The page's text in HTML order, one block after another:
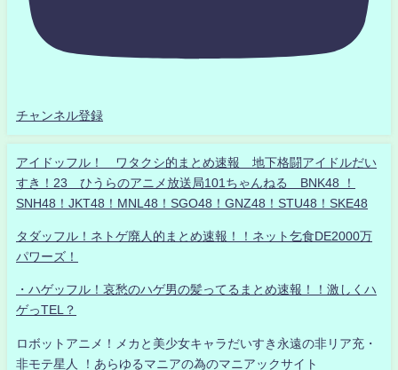
チャンネル登録
アイドッフル！ ワタクシ的まとめ速報 地下格闘アイドルだい
すき！23 ひうらのアニメ放送局101ちゃんねる BNK48 ！
SNH48！JKT48！MNL48！SGO48！GNZ48！STU48！SKE48
タダッフル！ネトゲ廃人的まとめ速報！！ネット乞食DE2000万
パワーズ！
・ハゲッフル！哀愁のハゲ男の髪ってるまとめ速報！！激しくハ
ゲっTEL？
ロボットアニメ！メカと美少女キャラだいすき永遠の非リア充・
非モテ星人 ！あらゆるマニアの為のマニアックサイト